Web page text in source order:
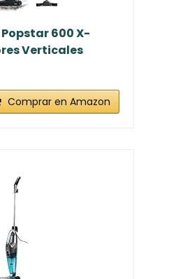
600 X-
Verticales
Comprar en Amazon